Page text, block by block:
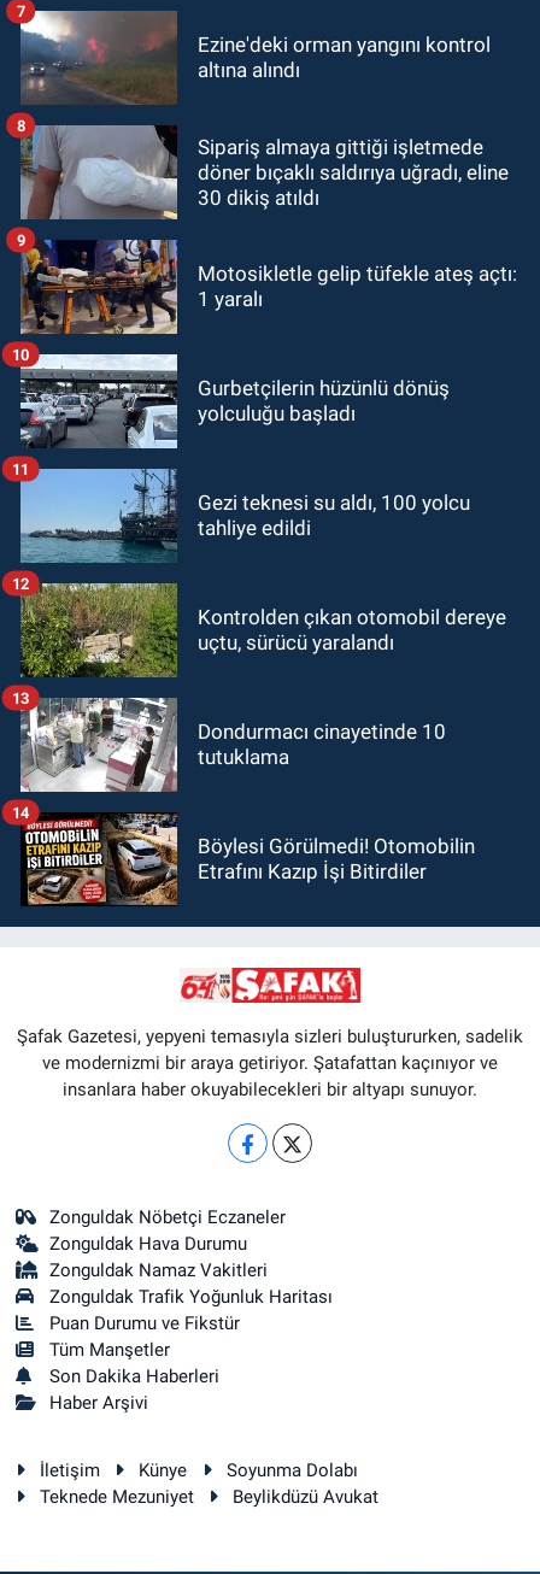
Ezine'deki orman yangını kontrol
altına alındı
7
Sipariş almaya gittiği işletmede
döner bıçaklı saldırıya uğradı, eline
30 dikiş atıldı
8
Motosikletle gelip tüfekle ateş açtı:
1 yaralı
9
Gurbetçilerin hüzünlü dönüş
yolculuğu başladı
10
Gezi teknesi su aldı, 100 yolcu
tahliye edildi
11
Kontrolden çıkan otomobil dereye
uçtu, sürücü yaralandı
12
Dondurmacı cinayetinde 10
tutuklama
13
Böylesi Görülmedi! Otomobilin
Etrafını Kazıp İşi Bitirdiler
14
Şafak Gazetesi, yepyeni temasıyla sizleri buluştururken, sadelik
ve modernizmi bir araya getiriyor. Şatafattan kaçınıyor ve
insanlara haber okuyabilecekleri bir altyapı sunuyor.
Zonguldak Nöbetçi Eczaneler
Zonguldak Hava Durumu
Zonguldak Namaz Vakitleri
Zonguldak Trafik Yoğunluk Haritası
Puan Durumu ve Fikstür
Tüm Manşetler
Son Dakika Haberleri
Haber Arşivi
İletişim Künye
Soyunma Dolabı
Teknede Mezuniyet
Beylikdüzü Avukat